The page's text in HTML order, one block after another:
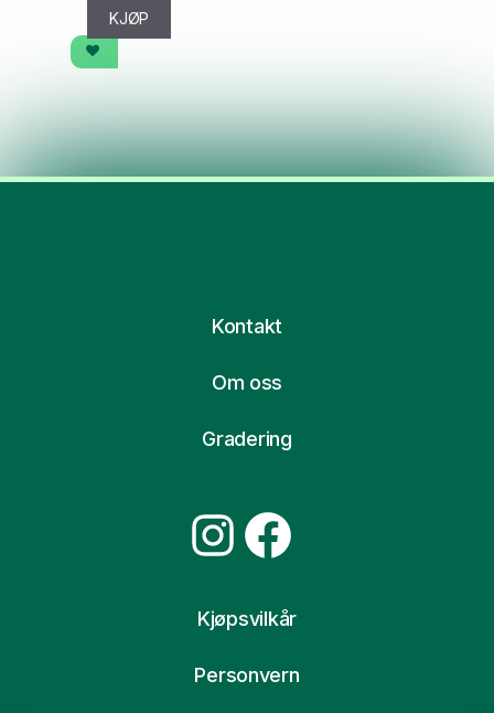
KJØP
Kontakt
Om oss
Gradering
Instagram
Facebook
Kjøpsvilkår
Personvern